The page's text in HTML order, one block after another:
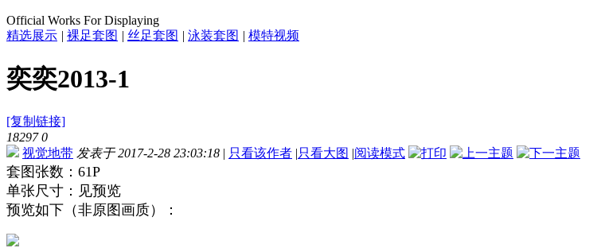
Official Works For Displaying
精选展示 | 裸足套图 | 丝足套图 | 泳装套图 | 模特视频
奕奕2013-1
[复制链接]
18297 0
视觉地带 发表于 2017-2-28 23:03:18 | 只看该作者 |只看大图 |阅读模式
套图张数：61P
单张尺寸：见预览
预览如下（非原图画质）：